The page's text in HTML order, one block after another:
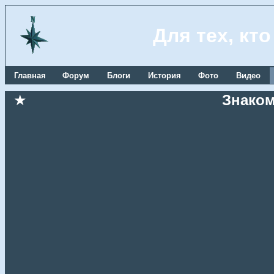
Для тех,
Главная Форум Блоги История Фото Видео
★